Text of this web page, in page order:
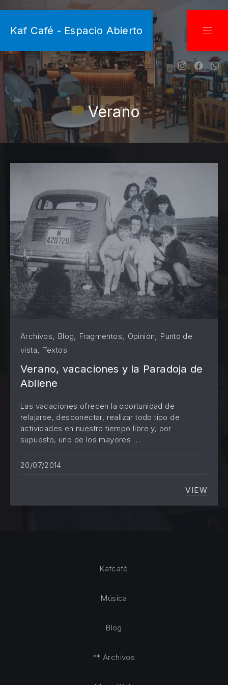
Kaf Café - Espacio Abierto
NewNew
Verano
Archivos, Blog, Fragmentos, Opinión, Punto de
vista, Textos
Verano, vacaciones y la Paradoja de
Abilene
Las vacaciones ofrecen la oportunidad de
relajarse, desconectar, realizar todo tipo de
actividades en nuestro tiempo libre y, por
supuesto, uno de los mayores …
20/07/2014
VIEW
Kafcafé
Música
Blog
** Archivos
PREVIOUS